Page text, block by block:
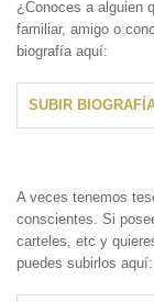
¿Conoces a alguien
familiar, amigo o
biografía aquí:
SUBIR
A veces tenemos
conscientes. Si
carteles, etc y
puedes subirlos aquí: